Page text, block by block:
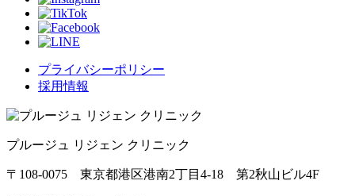
プライバシーポリシー
採用情報
プルージュ リジェン クリニック
〒108-0075 東京都港区港南2丁目4-18 第2秋山ビル4F